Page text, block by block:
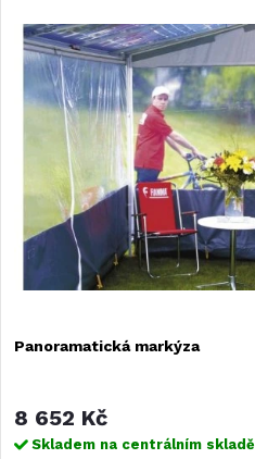
Panoramatická markýza
8 652 Kč
Skladem na centrálním skladě